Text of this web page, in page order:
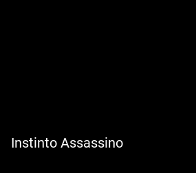
Instinto Assassino